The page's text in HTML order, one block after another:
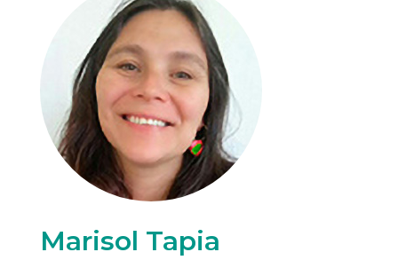
Marisol Tapia